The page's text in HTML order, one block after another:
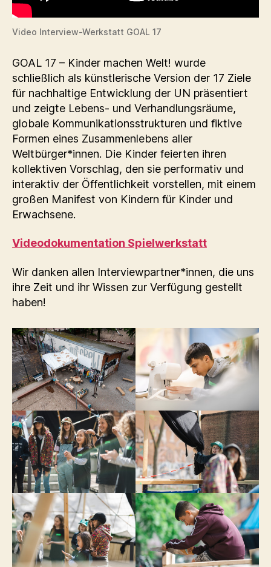
Video Interview-Werkstatt GOAL 17
GOAL 17 – Kinder machen Welt! wurde
schließlich als künstlerische Version der 17 Ziele
für nachhaltige Entwicklung der UN präsentiert
und zeigte Lebens- und Verhandlungsräume,
globale Kommunikationsstrukturen und fiktive
Formen eines Zusammenlebens aller
Weltbürger*innen. Die Kinder feierten ihren
kollektiven Vorschlag, den sie performativ und
interaktiv der Öffentlichkeit vorstellen, mit einem
großen Manifest von Kindern für Kinder und
Erwachsene.
Videodokumentation Spielwerkstatt
Wir danken allen Interviewpartner*innen, die uns
ihre Zeit und ihr Wissen zur Verfügung gestellt
haben!